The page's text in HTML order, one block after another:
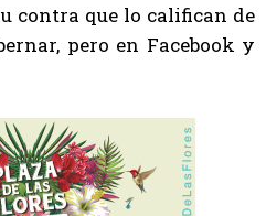
contra que lo califican de
pero en Facebook y